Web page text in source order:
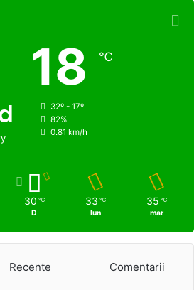
18 ℃
32º - 17º
82%
0.81 km/h
30 ℃
D
33 ℃
lun
35 ℃
mar
Recente Comentarii